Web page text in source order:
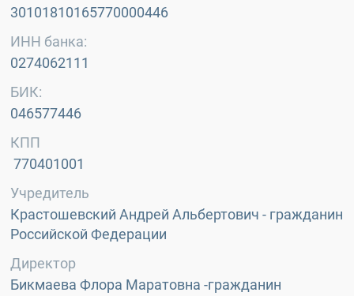
30101810165770000446
ИНН банка:
0274062111
БИК:
046577446
КПП
770401001
Учредитель
Крастошевский Андрей Альбертович - гражданин
Российской Федерации
Директор
Бикмаева Флора Маратовна -гражданин